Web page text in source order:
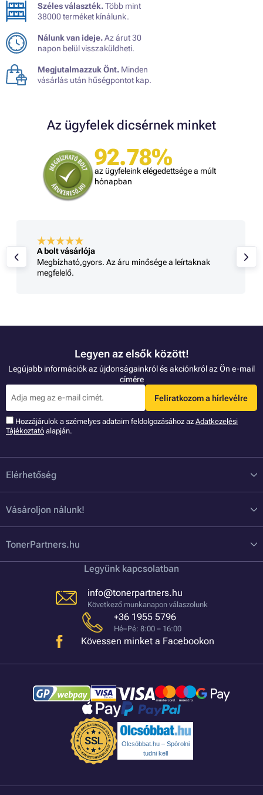
Széles választék.Több mint
38000 terméket kínálunk.
Nálunk van ideje.Az árut 30
napon belül visszaküldheti.
Megjutalmazzuk Önt. Minden
vásárlás után hűségpontot kap.
Az ügyfelek dicsérnek minket
92.78%
az ügyfeleink elégedettsége a múlt
hónapban
A bolt vásárlója
Megbízható,gyors. Az áru minősége a leírtaknak
megfelelő.
Legyen az elsők között!
Legújabb információk az újdonságainkról és akciónkról az Ön e-mail
címére
Feliratkozom a hírlevélre
Hozzájárulok a szémelyes adataim feldolgozásához az Adatkezelési
Tájékoztató alapján.
Elérhetőség
Vásároljon nálunk!
TonerPartners.hu
Legyünk kapcsolatban
info@tonerpartners.hu
Következő munkanapon válaszolunk
+36 1955 5796
Hé–Pé: 8:00 – 16:00
Kövessen minket a Facebookon
Olcsóbbat.hu – Spórolni
tudni kell